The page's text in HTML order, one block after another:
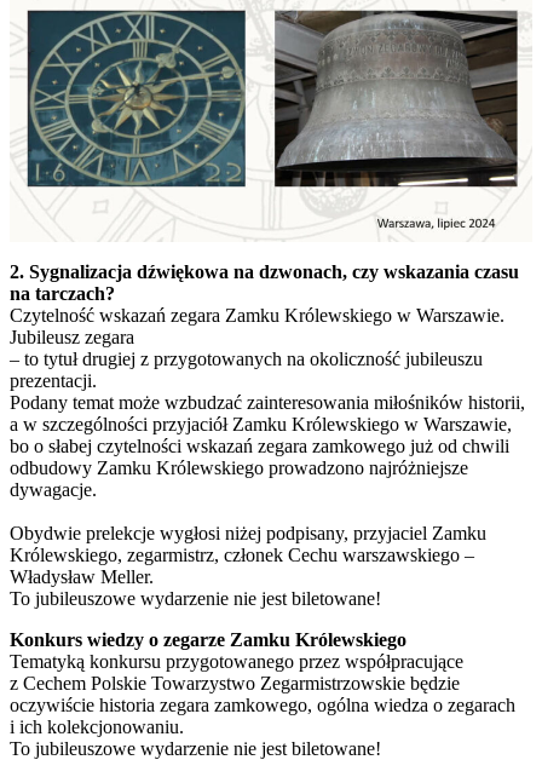
2. Sygnalizacja dźwiękowa na dzwonach, czy wskazania czasu
na tarczach?
Czytelność wskazań zegara Zamku Królewskiego w Warszawie.
Jubileusz zegara
– to tytuł drugiej z przygotowanych na okoliczność jubileuszu
prezentacji.
Podany temat może wzbudzać zainteresowania miłośników historii,
a w szczególności przyjaciół Zamku Królewskiego w Warszawie,
bo o słabej czytelności wskazań zegara zamkowego już od chwili
odbudowy Zamku Królewskiego prowadzono najróżniejsze
dywagacje.
Obydwie prelekcje wygłosi niżej podpisany, przyjaciel Zamku
Królewskiego, zegarmistrz, członek Cechu warszawskiego –
Władysław Meller.
To jubileuszowe wydarzenie nie jest biletowane!
Konkurs wiedzy o zegarze Zamku Królewskiego
Tematyką konkursu przygotowanego przez współpracujące
z Cechem Polskie Towarzystwo Zegarmistrzowskie będzie
oczywiście historia zegara zamkowego, ogólna wiedza o zegarach
i ich kolekcjonowaniu.
To jubileuszowe wydarzenie nie jest biletowane!